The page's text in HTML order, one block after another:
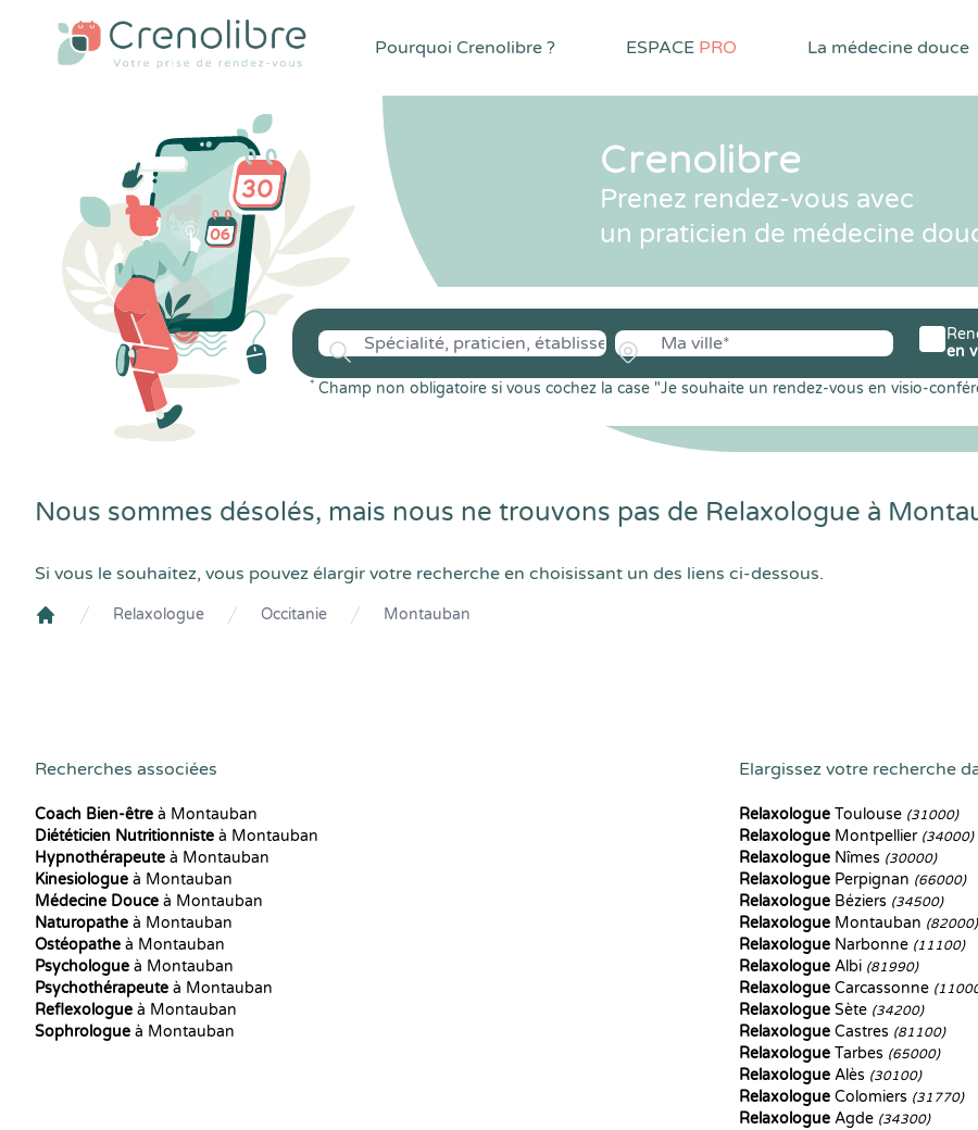
Pourquoi Crenolibre ? ESPACE PRO La médecine douce
Crenolibre
Prenez rendez-vous avec
un praticien de médecine
* Champ non obligatoire si vous cochez la case "Je souhaite un rendez-vous en visio-
en
Nous sommes désolés, mais nous ne trouvons pas de Relaxologue à
Si vous le souhaitez, vous pouvez élargir votre recherche en choisissant un des liens ci-dessous.
Relaxologue Occitanie Montauban
Recherches associées
Coach Bien-être à Montauban
Diététicien Nutritionniste à Montauban
Hypnothérapeute à Montauban
Kinesiologue à Montauban
Médecine Douce à Montauban
Naturopathe à Montauban
Ostéopathe à Montauban
Psychologue à Montauban
Psychothérapeute à Montauban
Reflexologue à Montauban
Sophrologue à Montauban
Elargissez votre recherche
Relaxologue Toulouse (31000)
Relaxologue Montpellier (34000)
Relaxologue Nîmes (30000)
Relaxologue Perpignan (66000)
Relaxologue Béziers (34500)
Relaxologue Montauban (82000)
Relaxologue Narbonne (11100)
Relaxologue Albi (81990)
Relaxologue Carcassonne
Relaxologue Sète (34200)
Relaxologue Castres (81100)
Relaxologue Tarbes (65000)
Relaxologue Alès (30100)
Relaxologue Colomiers (31770)
Relaxologue Agde (34300)